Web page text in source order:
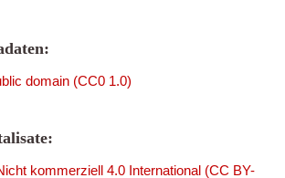
domain (CC0 1.0)
kommerziell 4.0 International (CC BY-